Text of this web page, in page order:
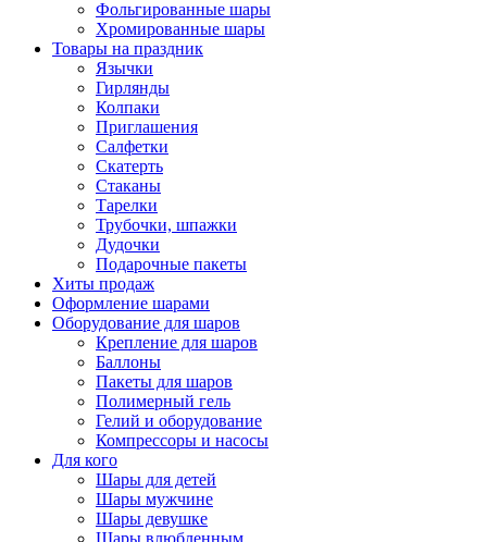
Фольгированные шары
Хромированные шары
Товары на праздник
Язычки
Гирлянды
Колпаки
Приглашения
Салфетки
Скатерть
Стаканы
Тарелки
Трубочки, шпажки
Дудочки
Подарочные пакеты
Хиты продаж
Оформление шарами
Оборудование для шаров
Крепление для шаров
Баллоны
Пакеты для шаров
Полимерный гель
Гелий и оборудование
Компрессоры и насосы
Для кого
Шары для детей
Шары мужчине
Шары девушке
Шары влюбленным